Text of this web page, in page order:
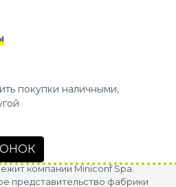
покупки наличными,
компании Miniconf Spa.
представительство фабрики